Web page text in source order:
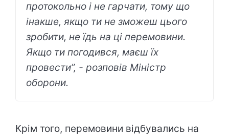
протокольно і не гарчати, тому що
інакше, якщо ти не зможеш цього
зробити, не їдь на ці перемовини.
Якщо ти погодився, маєш їх
провести”, - розповів Міністр
оборони.
Крім того, перемовини відбувались на